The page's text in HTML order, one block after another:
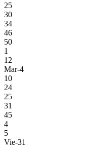
25
30
34
46
50
1
12
Mar-4
10
24
25
31
45
4
5
Vie-31